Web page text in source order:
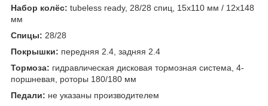
Набор колёс: tubeless ready, 28/28 спиц, 15x110 мм / 12x148
мм
Спицы: 28/28
Покрышки: передняя 2.4, задняя 2.4
Тормоза: гидравлическая дисковая тормозная система, 4-
поршневая, роторы 180/180 мм
Педали: не указаны производителем